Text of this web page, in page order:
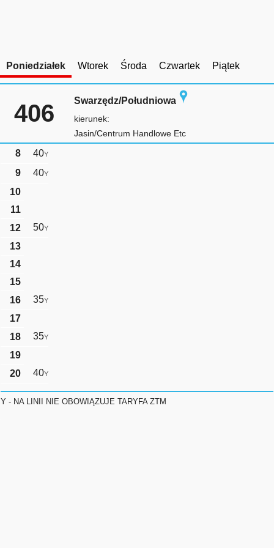
Poniedziałek Wtorek Środa Czwartek Piątek
406 Swarzędz/Południowa
kierunek:
Jasin/Centrum Handlowe Etc
8 40Y
9 40Y
10
11
12
50Y
13
14
15
16
35Y
17
18
35Y
19
20
40Y
Y - NA LINII NIE OBOWIĄZUJE TARYFA ZTM